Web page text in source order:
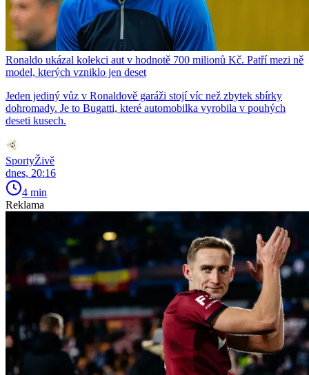
Ronaldo ukázal kolekci aut v hodnotě 700 milionů Kč. Patří mezi ně
model, kterých vzniklo jen deset
Jeden jediný vůz v Ronaldově garáži stojí víc než zbytek sbírky
dohromady. Je to Bugatti, které automobilka vyrobila v pouhých
deseti kusech.
SportyŽivě
dnes, 20:16
4 min
Reklama